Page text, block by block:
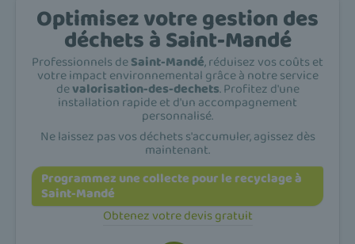
Optimisez votre gestion des
déchets à Saint-Mandé
Professionnels deSaint-Mandé, réduisez vos coûts et
votre impact environnemental grâce à notre service
devalorisation-des-dechets. Profitez d'une
installation rapide et d'un accompagnement
personnalisé.
Ne laissez pas vos déchets s'accumuler, agissez dès
maintenant.
Programmez une collecte pour le recyclage à
Saint-Mandé
Obtenez votre devis gratuit